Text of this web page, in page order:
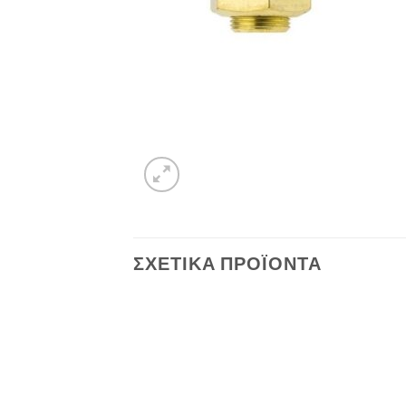
ΣΧΕΤΙΚΆ ΠΡΟΪΌΝΤΑ